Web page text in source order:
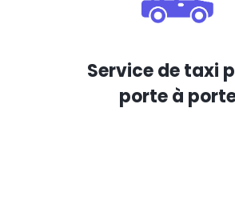
Service de taxi
porte à